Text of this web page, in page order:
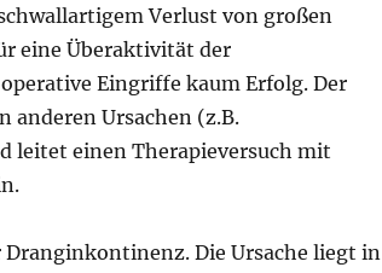
Verlust von großen
eine Überaktivität der
Eingriffe kaum Erfolg. Der
anderen Ursachen (z.B.
leitet einen Therapieversuch mit
Die Ursache liegt in